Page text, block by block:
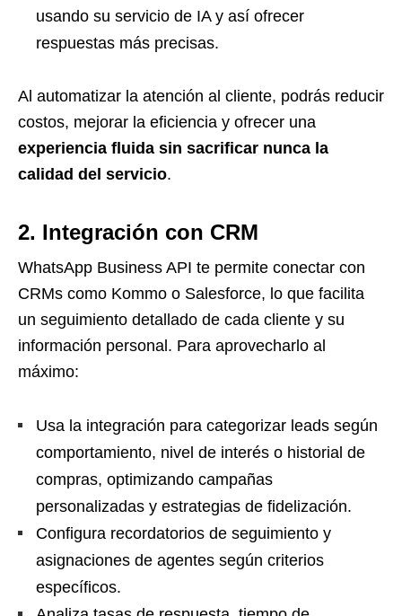
usando su servicio de IA y así ofrecer
respuestas más precisas.
Al automatizar la atención al cliente, podrás reducir
costos, mejorar la eficiencia y ofrecer una
experiencia fluida sin sacrificar nunca la
calidad del servicio.
2. Integración con CRM
WhatsApp Business API te permite conectar con
CRMs como Kommo o Salesforce, lo que facilita
un seguimiento detallado de cada cliente y su
información personal. Para aprovecharlo al
máximo:
Usa la integración para categorizar leads según
comportamiento, nivel de interés o historial de
compras, optimizando campañas
personalizadas y estrategias de fidelización.
Configura recordatorios de seguimiento y
asignaciones de agentes según criterios
específicos.